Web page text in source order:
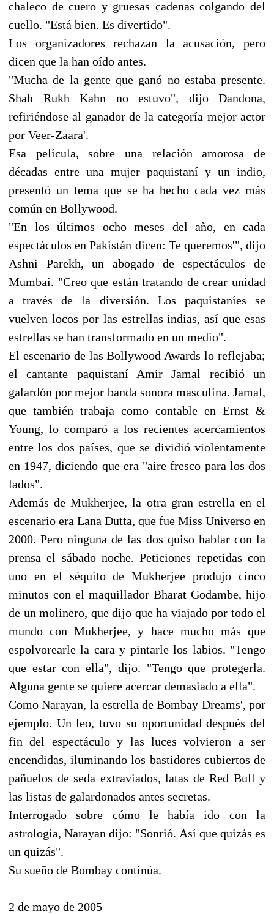
chaleco de cuero y gruesas cadenas colgando del
cuello. "Está bien. Es divertido".
Los organizadores rechazan la acusación, pero
dicen que la han oído antes.
"Mucha de la gente que ganó no estaba presente.
Shah Rukh Kahn no estuvo", dijo Dandona,
refiriéndose al ganador de la categoría mejor actor
por Veer-Zaara'.
Esa película, sobre una relación amorosa de
décadas entre una mujer paquistaní y un indio,
presentó un tema que se ha hecho cada vez más
común en Bollywood.
"En los últimos ocho meses del año, en cada
espectáculos en Pakistán dicen: Te queremos'", dijo
Ashni Parekh, un abogado de espectáculos de
Mumbai. "Creo que están tratando de crear unidad
a través de la diversión. Los paquistaníes se
vuelven locos por las estrellas indias, así que esas
estrellas se han transformado en un medio".
El escenario de las Bollywood Awards lo reflejaba;
el cantante paquistaní Amir Jamal recibió un
galardón por mejor banda sonora masculina. Jamal,
que también trabaja como contable en Ernst &
Young, lo comparó a los recientes acercamientos
entre los dos países, que se dividió violentamente
en 1947, diciendo que era "aire fresco para los dos
lados".
Además de Mukherjee, la otra gran estrella en el
escenario era Lana Dutta, que fue Miss Universo en
2000. Pero ninguna de las dos quiso hablar con la
prensa el sábado noche. Peticiones repetidas con
uno en el séquito de Mukherjee produjo cinco
minutos con el maquillador Bharat Godambe, hijo
de un molinero, que dijo que ha viajado por todo el
mundo con Mukherjee, y hace mucho más que
espolvorearle la cara y pintarle los labios. "Tengo
que estar con ella", dijo. "Tengo que protegerla.
Alguna gente se quiere acercar demasiado a ella".
Como Narayan, la estrella de Bombay Dreams', por
ejemplo. Un leo, tuvo su oportunidad después del
fin del espectáculo y las luces volvieron a ser
encendidas, iluminando los bastidores cubiertos de
pañuelos de seda extraviados, latas de Red Bull y
las listas de galardonados antes secretas.
Interrogado sobre cómo le había ido con la
astrología, Narayan dijo: "Sonrió. Así que quizás es
un quizás".
Su sueño de Bombay continúa.
2 de mayo de 2005